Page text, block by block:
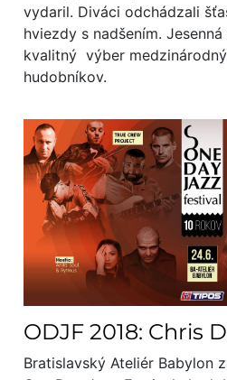
vydaril. Diváci odchádzali
hviezdy s nadšením.
kvalitný výber
hudobníkov.
ODJF 2018: Chris
Bratislavský Ateliér Babylon